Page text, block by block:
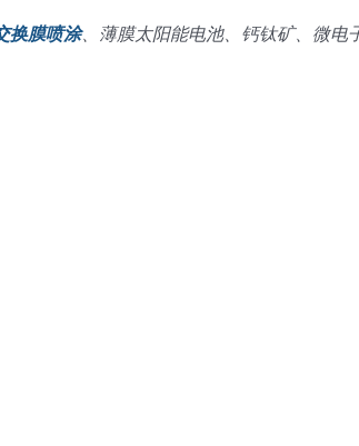
换膜喷涂、薄膜太阳能电池、钙钛矿、微电子